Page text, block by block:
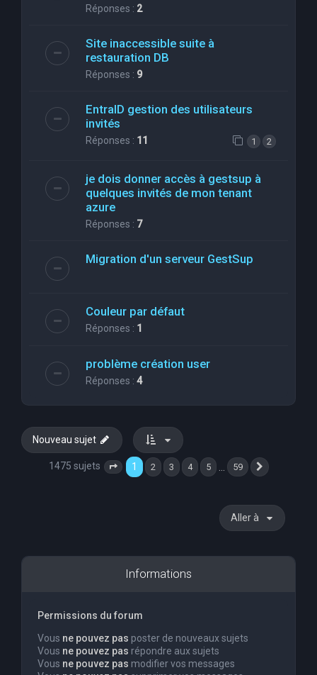
Réponses : 2
Site inaccessible suite à
restauration DB
Réponses : 9
EntraID gestion des utilisateurs
invités
Réponses : 11 1 2
je dois donner accès à gestsup à
quelques invités de mon tenant
azure
Réponses : 7
Migration d'un serveur GestSup
Couleur par défaut
Réponses : 1
problème création user
Réponses : 4
Nouveau sujet
1475 sujets Page 1 sur59
1 2 3 4 5 59
Aller à
Informations
Permissions du forum
Vous ne pouvez pas poster de nouveaux sujets
Vous ne pouvez pas répondre aux sujets
Vous ne pouvez pas modifier vos messages